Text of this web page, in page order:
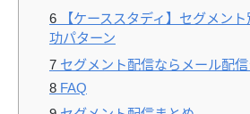
6 【ケーススタディ】セグメン
功パターン
7 セグメント配信ならメール配
8 FAQ